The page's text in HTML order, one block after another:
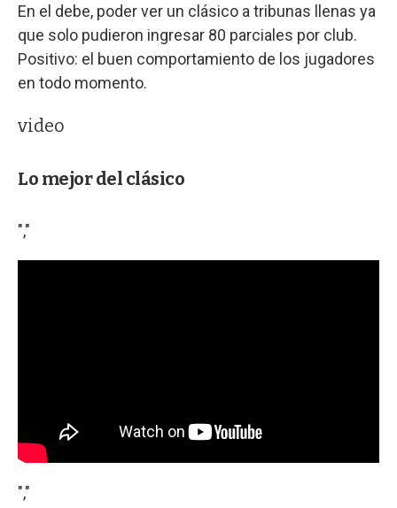
En el debe, poder ver un clásico a tribunas llenas ya
que solo pudieron ingresar 80 parciales por club.
Positivo: el buen comportamiento de los jugadores
en todo momento.
video
Lo mejor del clásico
","
","